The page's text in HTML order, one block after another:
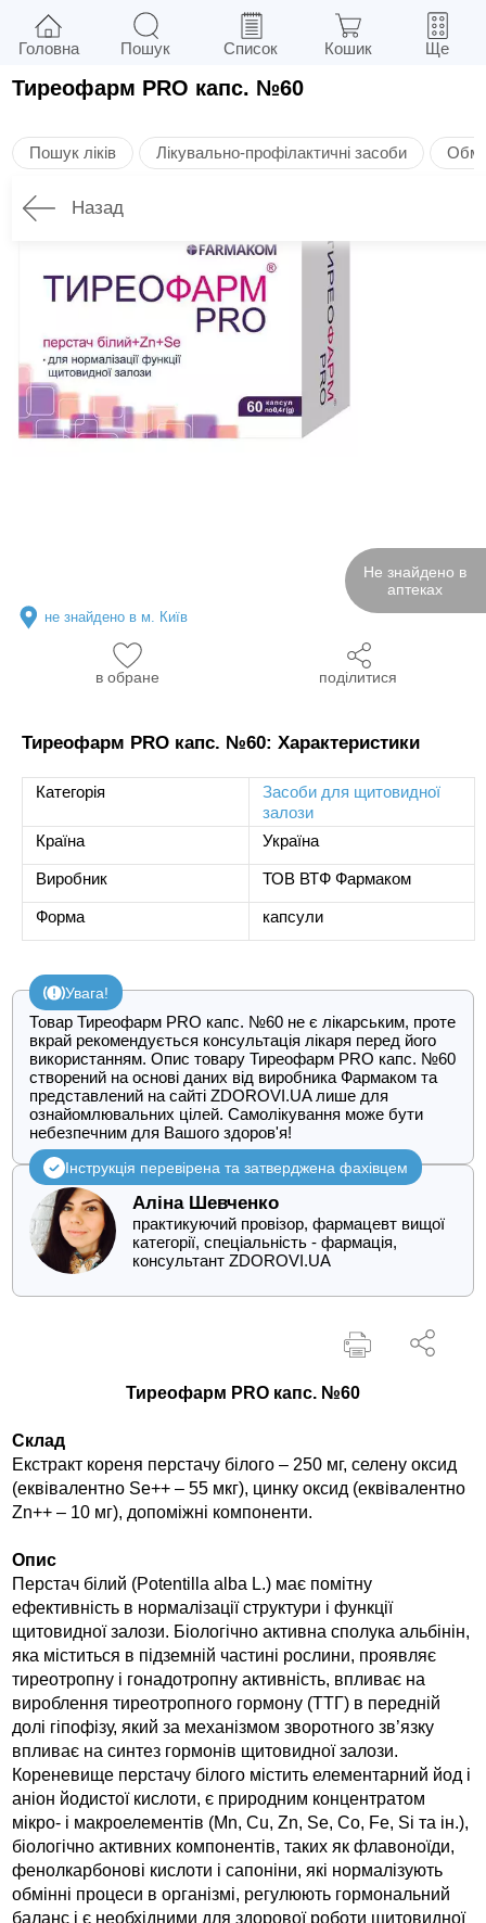
Тиреофарм PRO капс. №60
Пошук ліків Лікувально-профілактичні засоби
Назад
Не знайдено в
аптеках
не знайдено в м. Київ
в обране поділитися
Тиреофарм PRO капс. №60: Характеристики
Категорія
Засоби для щитовидної
залози
Країна
Україна
Виробник ТОВ ВТФ Фармаком
Форма капсули
Увага!
Товар Тиреофарм PRO капс. №60 не є лікарським, проте
вкрай рекомендується консультація лікаря перед його
використанням. Опис товару Тиреофарм PRO капс. №60
створений на основі даних від виробника Фармаком та
представлений на сайті ZDOROVI.UA лише для
ознайомлювальних цілей. Самолікування може бути
небезпечним для Вашого здоров'я!
Інструкція перевірена та затверджена фахівцем
Аліна Шевченко
практикуючий провізор, фармацевт вищої
категорії, спеціальність - фармація,
консультант ZDOROVI.UA
Тиреофарм PRO капс. №60
Склад
Екстракт кореня перстачу білого – 250 мг, селену оксид
(еквівалентно Se++ – 55 мкг), цинку оксид (еквівалентно
Zn++ – 10 мг), допоміжні компоненти.
Опис
Перстач білий (Potentilla alba L.) має помітну
ефективність в нормалізації структури і функції
щитовидної залози. Біологічно активна сполука альбінін,
яка міститься в підземній частині рослини, проявляє
тиреотропну і гонадотропну активність, впливає на
вироблення тиреотропного гормону (ТТГ) в передній
долі гіпофізу, який за механізмом зворотного зв’язку
впливає на синтез гормонів щитовидної залози.
Кореневище перстачу білого містить елементарний йод і
аніон йодистої кислоти, є природним концентратом
мікро- і макроелементів (Mn, Cu, Zn, Se, Co, Fe, Si та ін.),
біологічно активних компонентів, таких як флавоноїди,
фенолкарбонові кислоти і сапоніни, які нормалізують
обмінні процеси в організмі, регулюють гормональний
баланс і є необхідними для здорової роботи щитовидної
Головна Пошук Список Кошик Ще